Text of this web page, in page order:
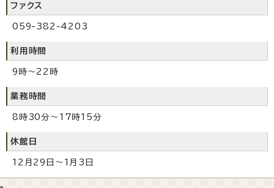
ファクス
059-382-4203
利用時間
9時～22時
業務時間
8時30分～17時15分
休館日
12月29日～1月3日